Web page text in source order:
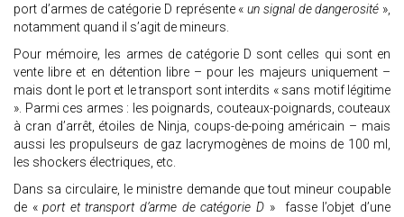
port d’armes de catégorie D représente «un signal de dangerosité »,
notamment quand il s’agit de mineurs.
Pour mémoire, les armes de catégorie D sont celles qui sont en
vente libre et en détention libre – pour les majeurs uniquement –
mais dont le port et le transport sont interdits « sans motif légitime
». Parmi ces armes : les poignards, couteaux-poignards, couteaux
à cran d’arrêt, étoiles de Ninja, coups-de-poing américain – mais
aussi les propulseurs de gaz lacrymogènes de moins de 100 ml,
les shockers électriques, etc.
Dans sa circulaire, le ministre demande que tout mineur coupable
de «port et transport d’arme de catégorie D » fasse l’objet d’une